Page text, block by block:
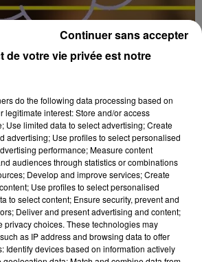
: « SOYEZ
à 14h30 à l'auditorium Samuel
Abbé-Grégoire de Blois (Loir-et-
! » Les malédictions
de votre vie privée est notre
do the following data processing based on
legitimate interest: Store and/or access
Use limited data to select advertising; Create
advertising; Use profiles to select personalised
performance; Measure content
audiences through statistics or combinations
Develop and improve services; Create
Use profiles to select personalised
to select content; Ensure security, prevent and
Deliver and present advertising and content;
privacy choices. These technologies may
as IP address and browsing data to offer
Identify devices based on information actively
Continuer sans accepter